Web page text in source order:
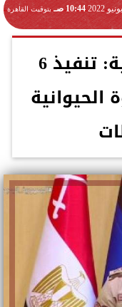
10:44 صـ بتوقيت القاهرة
جهاز الخدمة الوطنية: تنفيذ 6